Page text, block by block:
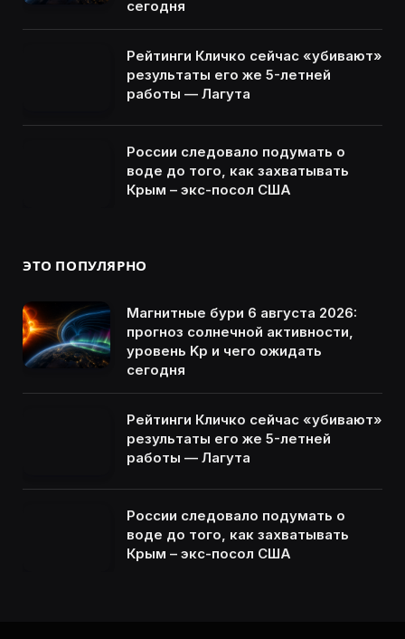
сегодня
Рейтинги Кличко сейчас «убивают»
результаты его же 5-летней
работы — Лагута
России следовало подумать о
воде до того, как захватывать
Крым – экс-посол США
ЭТО ПОПУЛЯРНО
Магнитные бури 6 августа 2026:
прогноз солнечной активности,
уровень Kp и чего ожидать
сегодня
Рейтинги Кличко сейчас «убивают»
результаты его же 5-летней
работы — Лагута
России следовало подумать о
воде до того, как захватывать
Крым – экс-посол США